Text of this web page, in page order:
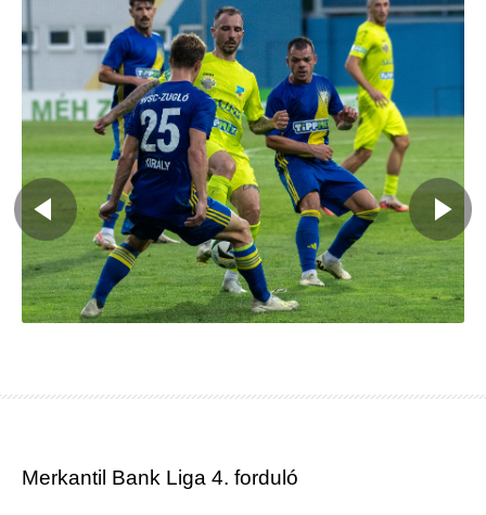
Merkantil Bank Liga 4. forduló